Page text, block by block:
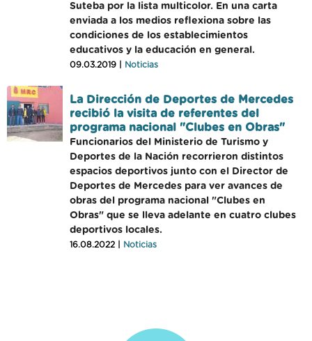
Suteba por la lista multicolor. En una carta
enviada a los medios reflexiona sobre las
condiciones de los establecimientos
educativos y la educación en general.
09.03.2019 | Noticias
La Dirección de Deportes de Mercedes
recibió la visita de referentes del
programa nacional "Clubes en Obras"
Funcionarios del Ministerio de Turismo y
Deportes de la Nación recorrieron distintos
espacios deportivos junto con el Director de
Deportes de Mercedes para ver avances de
obras del programa nacional "Clubes en
Obras" que se lleva adelante en cuatro clubes
deportivos locales.
16.08.2022 | Noticias